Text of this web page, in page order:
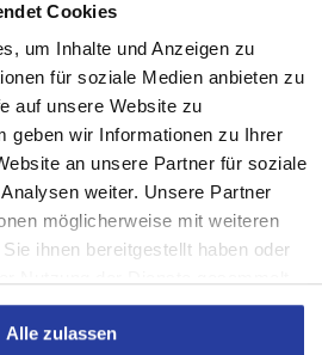
Cookies
um Inhalte und Anzeigen zu
für soziale Medien anbieten zu
auf unsere Website zu
geben wir Informationen zu Ihrer
an unsere Partner für soziale
weiter. Unsere Partner
möglicherweise mit weiteren
ihnen bereitgestellt haben oder
Alle zulassen
die Alhambra von
für die majestätische
Kinderspiel sein, wenn Sie erst unsere